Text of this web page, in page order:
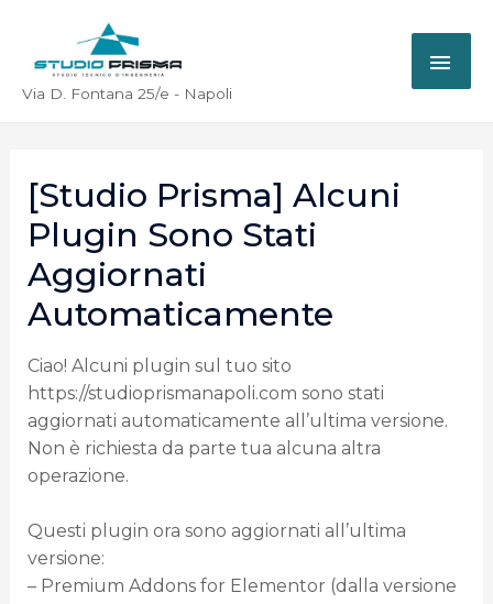
Via D. Fontana 25/e - Napoli
[Studio Prisma] Alcuni
Plugin Sono Stati
Aggiornati
Automaticamente
Ciao! Alcuni plugin sul tuo sito
https://studioprismanapoli.com sono stati
aggiornati automaticamente all’ultima versione.
Non è richiesta da parte tua alcuna altra
operazione.
Questi plugin ora sono aggiornati all’ultima
versione:
– Premium Addons for Elementor (dalla versione